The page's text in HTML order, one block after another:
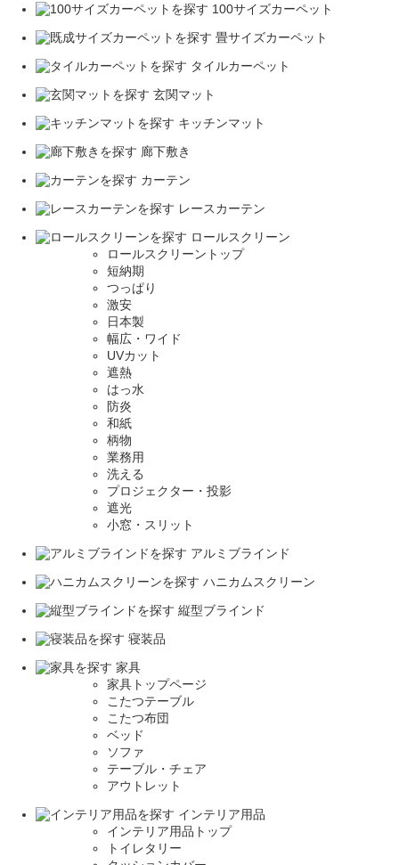
100サイズカーペット
畳サイズカーペット
タイルカーペット
玄関マット
キッチンマット
廊下敷き
カーテン
レースカーテン
ロールスクリーン
ロールスクリーントップ
短納期
つっぱり
激安
日本製
幅広・ワイド
UVカット
遮熱
はっ水
防炎
和紙
柄物
業務用
洗える
プロジェクター・投影
遮光
小窓・スリット
アルミブラインド
ハニカムスクリーン
縦型ブラインド
寝装品
家具
家具トップページ
こたつテーブル
こたつ布団
ベッド
ソファ
テーブル・チェア
アウトレット
インテリア用品
インテリア用品トップ
トイレタリー